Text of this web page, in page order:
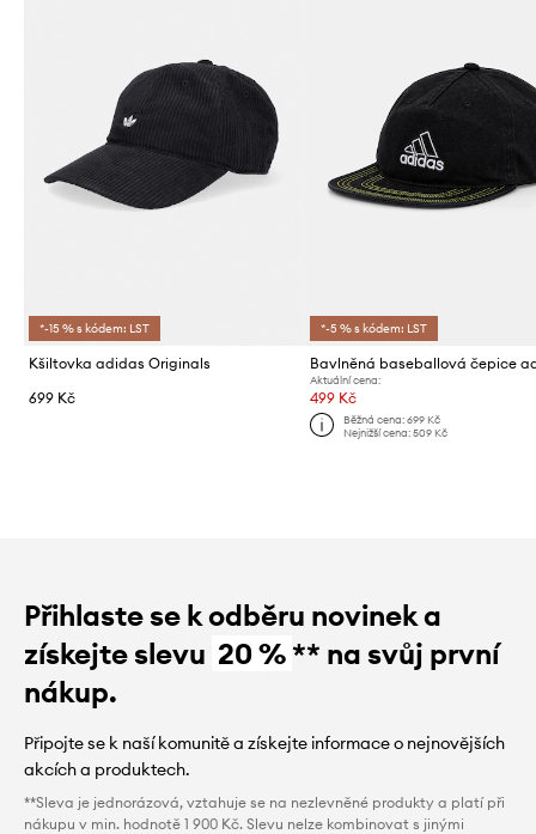
*-15 % s kódem: LST
Kšiltovka adidas Originals
699 Kč
*-5 % s kódem: LST
Aktuální cena:
499 Kč
Běžná cena: 699 Kč
Nejnižší cena: 509 Kč
Přihlaste se k odběru novinek a
získejte slevu 20 %** na svůj první
nákup.
Připojte se k naší komunitě a získejte informace o nejnovějších
akcích a produktech.
**Sleva je jednorázová, vztahuje se na nezlevněné produkty a platí při
nákupu v min. hodnotě 1 900 Kč. Slevu nelze kombinovat s jinými